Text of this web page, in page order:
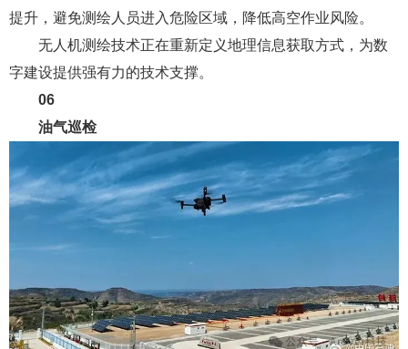
提升，避免测绘人员进入危险区域，降低高空作业风险。
无人机测绘技术正在重新定义地理信息获取方式，为数
字建设提供强有力的技术支撑。
06
油气巡检